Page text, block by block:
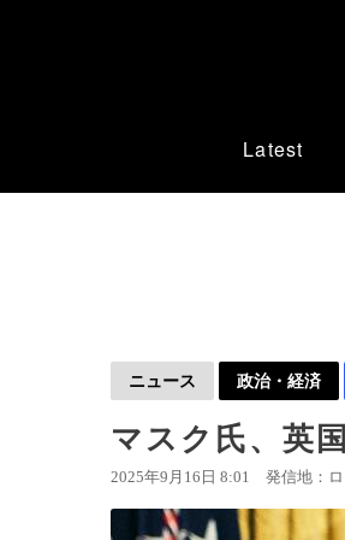
Latest
ニュース 政治・経済
マスク氏、英
2025年9月16日 8:01 発信地：